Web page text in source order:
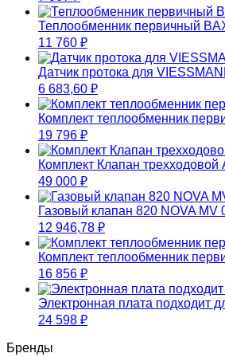
Теплообменник первичный
11 760 ₽
Датчик протока для
6 683,60 ₽
Комплект теплообменник
19 796 ₽
Комплект Клапан
49 000 ₽
Газовый клапан 820 NOVA
12 946,78 ₽
Комплект теплообменник
16 856 ₽
Электронная плата подходит
24 598 ₽
Бренды